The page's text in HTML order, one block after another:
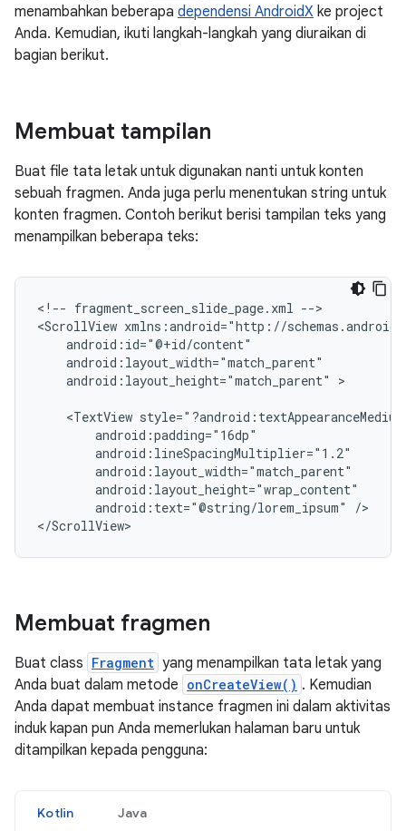
menambahkan beberapa dependensi AndroidX ke project
Anda. Kemudian, ikuti langkah-langkah yang diuraikan di
bagian berikut.
Membuat tampilan
Buat file tata letak untuk digunakan nanti untuk konten
sebuah fragmen. Anda juga perlu menentukan string untuk
konten fragmen. Contoh berikut berisi tampilan teks yang
menampilkan beberapa teks:
<!-- fragment_screen_slide_page.xml -->
<ScrollView
android:layout_height="match_parent"
>
<TextView
android:text="@string/lorem_ipsum"
/>
</ScrollView>
Membuat fragmen
Buat class Fragment yang menampilkan tata letak yang
Anda buat dalam metode onCreateView() . Kemudian
Anda dapat membuat instance fragmen ini dalam aktivitas
induk kapan pun Anda memerlukan halaman baru untuk
ditampilkan kepada pengguna:
Kotlin Java